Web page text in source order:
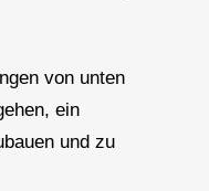
von unten
ein
und zu